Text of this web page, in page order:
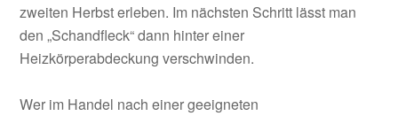
zweiten Herbst erleben. Im nächsten Schritt lässt man
den „Schandfleck“ dann hinter einer
Heizkörperabdeckung verschwinden.
Wer im Handel nach einer geeigneten